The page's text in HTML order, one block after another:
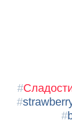
#
#
#